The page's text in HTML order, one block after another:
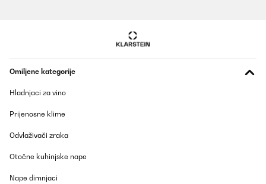
Omiljene kategorije
Hladnjaci za vino
Prijenosne klime
Odvlaživači zraka
Otočne kuhinjske nape
Nape dimnjaci